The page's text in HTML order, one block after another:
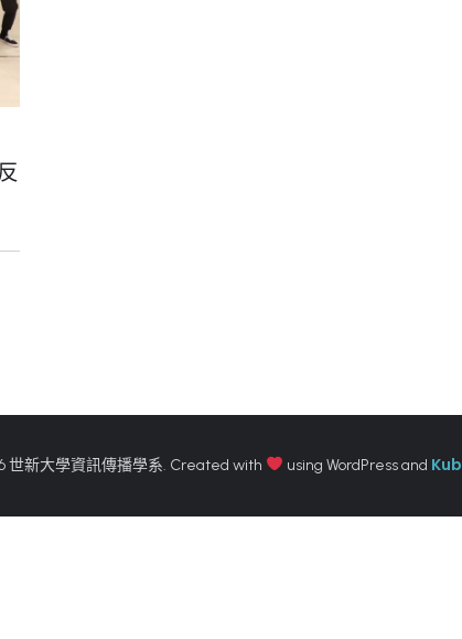
世新大學資訊傳播學系. Created with using WordPress and